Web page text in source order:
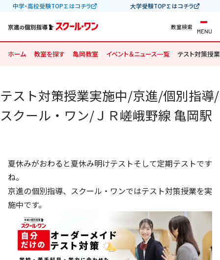
中学・高校受験TOP∑はコチラ 大学受験TOP∑はコチラ
教室検索
MENU
ホーム 教室を探す 亀岡教室 イベント＆ニュース一覧 テスト対策授
テスト対策授業実施中/京進/個別指導/
スクール・ワン/ＪＲ嵯峨野線 亀岡駅
夏休みがおわると夏休み明けテストそして定期テストです
ね。
京進の個別指導、スクール・ワンではテスト対策授業を実
施中です。